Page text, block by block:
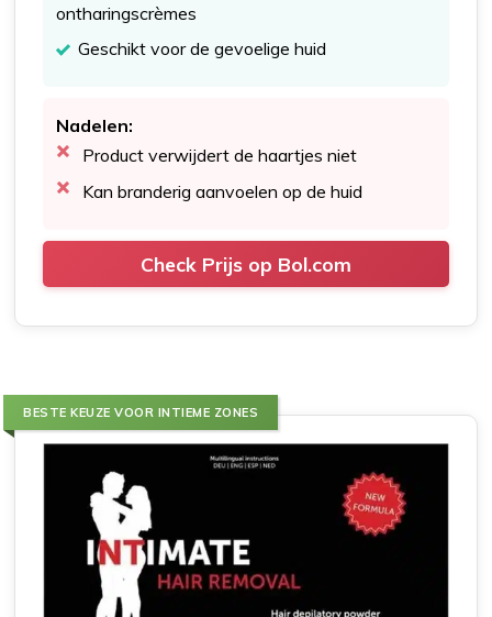
ontharingscrèmes
Geschikt voor de gevoelige huid
Nadelen:
Product verwijdert de haartjes niet
Kan branderig aanvoelen op de huid
Check Prijs op Bol.com
BESTE KEUZE VOOR INTIEME ZONES